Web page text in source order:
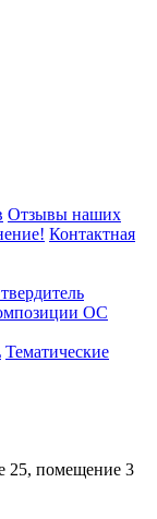
Отзывы наших
Контактная
ОС
Тематические
25, помещение 3